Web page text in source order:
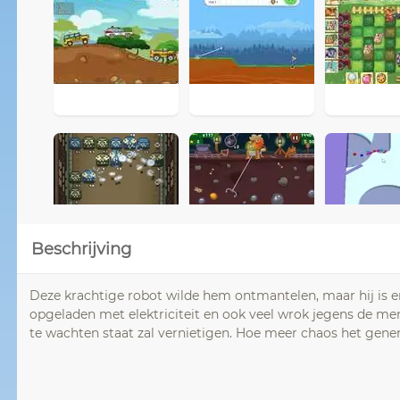
Beschrijving
Deze krachtige robot wilde hem ontmantelen, maar hij is
opgeladen met elektriciteit en ook veel wrok jegens de
te wachten staat zal vernietigen. Hoe meer chaos het